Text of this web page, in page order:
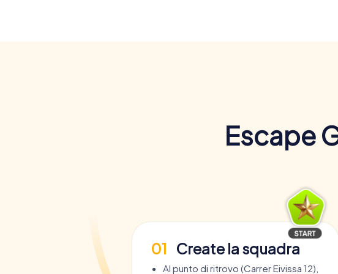
Escape
01 Create la squadra
Al punto di ritrovo (Carrer Eivissa 12),